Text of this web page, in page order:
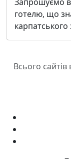
готелю, що
карпатського
Всього сайтів